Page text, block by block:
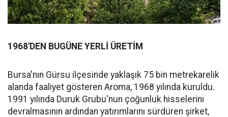
1968'DEN BUGÜNE YERLİ ÜRETİM
Bursa'nın Gürsu ilçesinde yaklaşık 75 bin metrekarelik
alanda faaliyet gösteren Aroma, 1968 yılında kuruldu.
1991 yılında Duruk Grubu'nun çoğunluk hisselerini
devralmasının ardından yatırımlarını sürdüren şirket,